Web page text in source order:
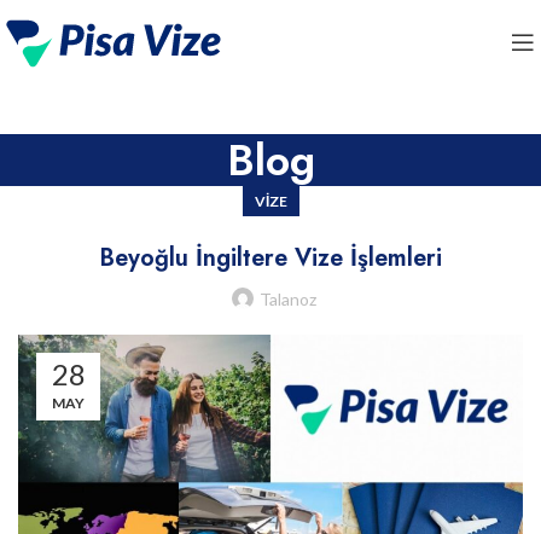
Blog
VIZE
Beyoğlu İngiltere Vize İşlemleri
Talanoz
28
MAY